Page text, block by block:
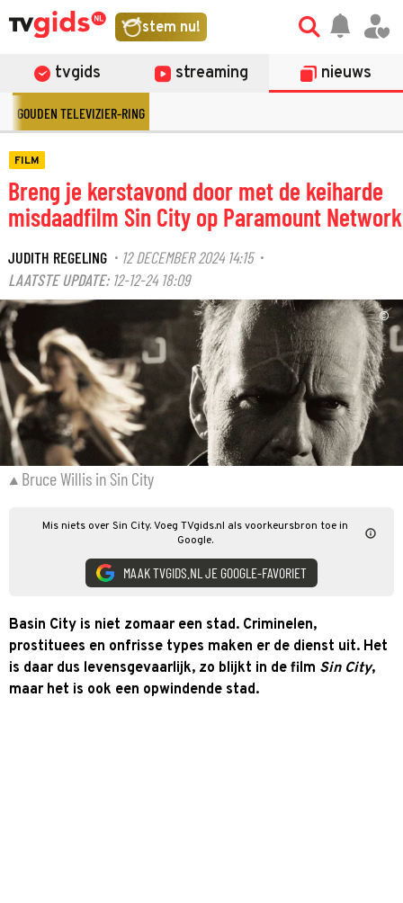
stem nu!
tvgids streaming nieuws
GOUDEN TELEVIZIER-RING
FILM
Breng je kerstavond door met de keiharde
misdaadfilm Sin City op Paramount Network
JUDITH REGELING · 12 DECEMBER 2024 14:15·
LAATSTE UPDATE: 12-12-24 18:09
©
Bruce Willis in Sin City
Mis niets over Sin City. Voeg TVgids.nl als voorkeursbron toe in
Google.
MAAK TVGIDS.NL JE GOOGLE-FAVORIET
Basin City is niet zomaar een stad. Criminelen,
prostituees en onfrisse types maken er de dienst uit. Het
is daar dus levensgevaarlijk, zo blijkt in de film Sin City,
maar het is ook een opwindende stad.